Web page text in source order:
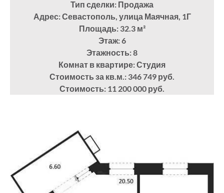
Тип сделки: Продажа
Адрес: Севастополь, улица Маячная, 1Г
Площадь: 32.3м²
Этаж: 6
Этажность: 8
Комнат в квартире: Студия
Стоимость за кв.м.: 346 749 руб.
Стоимость: 11 200 000 руб.